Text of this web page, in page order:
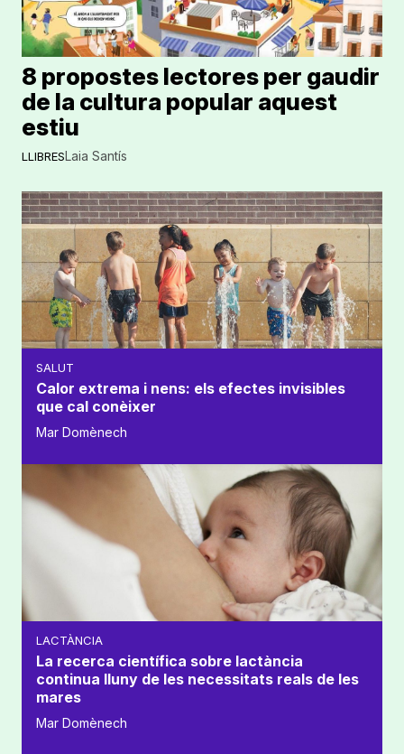
LLIBRES
8 propostes lectores per gaudir
de la cultura popular aquest
estiu
Laia Santís
SALUT
Calor extrema i nens: els efectes invisibles
que cal conèixer
Mar Domènech
LACTÀNCIA
La recerca científica sobre lactància
continua lluny de les necessitats reals de les
mares
Mar Domènech